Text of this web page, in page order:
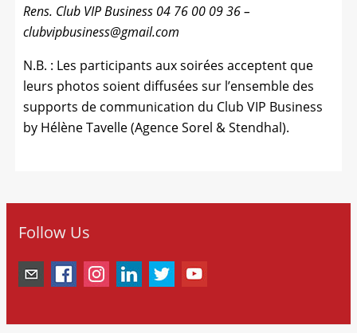
Rens. Club VIP Business 04 76 00 09 36 –
clubvipbusiness@gmail.com
N.B. : Les participants aux soirées acceptent que
leurs photos soient diffusées sur l’ensemble des
supports de communication du Club VIP Business
by Hélène Tavelle (Agence Sorel & Stendhal).
Follow Us